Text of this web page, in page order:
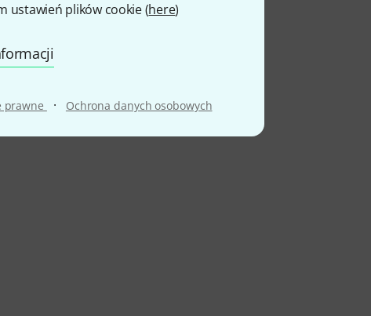
ustawień plików cookie (here)
prawne · Ochrona danych osobowych